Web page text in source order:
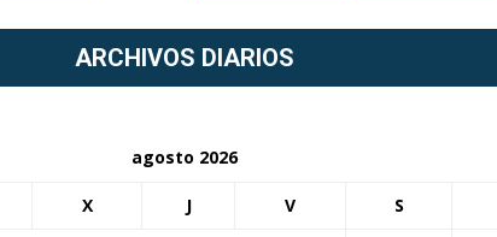
ARCHIVOS DIARIOS
agosto 2026
X J V S